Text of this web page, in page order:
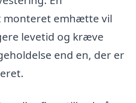
monteret emhætte vil
levetid og kræve
end en, der er